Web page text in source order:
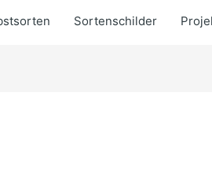
Sortenschilder